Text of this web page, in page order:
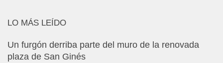
LO MÁS LEÍDO
Un furgón derriba parte del muro de la renovada
plaza de San Ginés